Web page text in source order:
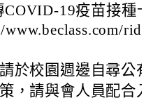
COVID-19疫苗接種
於校園週邊自尋公
，請與會人員配合